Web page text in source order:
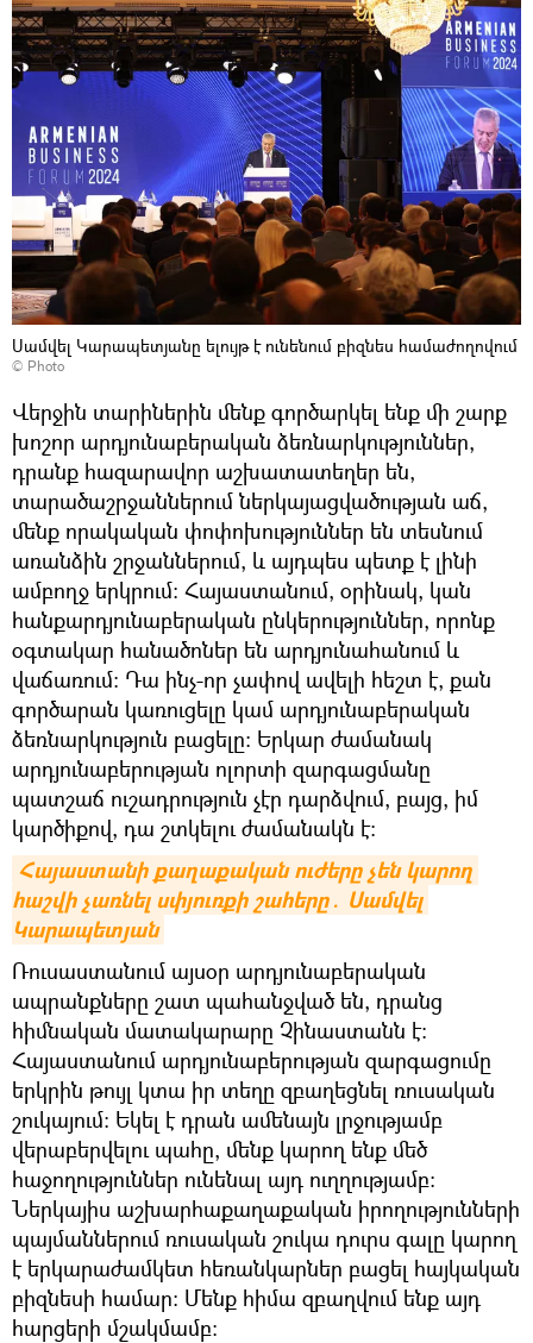
Սամվել Կարապետյանը ելույթ է ունենում բիզնես համաժողովում
© Photo
Վերջին տարիներին մենք գործարկել ենք մի շարք
խոշոր արդյունաբերական ձեռնարկություններ,
դրանք հազարավոր աշխատատեղեր են,
տարածաշրջաններում ներկայացվածության աճ,
մենք որակական փոփոխություններ են տեսնում
առանձին շրջաններում, և այդպես պետք է լինի
ամբողջ երկրում։ Հայաստանում, օրինակ, կան
հանքարդյունաբերական ընկերություններ, որոնք
օգտակար հանածոներ են արդյունահանում և
վաճառում։ Դա ինչ-որ չափով ավելի հեշտ է, քան
գործարան կառուցելը կամ արդյունաբերական
ձեռնարկություն բացելը: Երկար ժամանակ
արդյունաբերության ոլորտի զարգացմանը
պատշաճ ուշադրություն չէր դարձվում, բայց, իմ
կարծիքով, դա շտկելու ժամանակն է։
Հայաստանի քաղաքական ուժերը չեն կարող
հաշվի չառնել սփյուռքի շահերը․ Սամվել
Կարապետյան
Ռուսաստանում այսօր արդյունաբերական
ապրանքները շատ պահանջված են, դրանց
հիմնական մատակարարը Չինաստանն է։
Հայաստանում արդյունաբերության զարգացումը
երկրին թույլ կտա իր տեղը զբաղեցնել ռուսական
շուկայում։ Եկել է դրան ամենայն լրջությամբ
վերաբերվելու պահը, մենք կարող ենք մեծ
հաջողություններ ունենալ այդ ուղղությամբ։
Ներկայիս աշխարհաքաղաքական իրողությունների
պայմաններում ռուսական շուկա դուրս գալը կարող
է երկարաժամկետ հեռանկարներ բացել հայկական
բիզնեսի համար։ Մենք հիմա զբաղվում ենք այդ
հարցերի մշակմամբ։